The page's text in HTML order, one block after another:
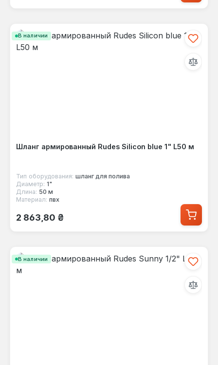
В наличии
Шланг армированный Rudes Silicon blue 1" L50 м
Тип оборудования: шланг для полива
Диаметр: 1"
Длина: 50 м
Материал: пвх
Обычная цена:
2 863,80 ₴
В наличии